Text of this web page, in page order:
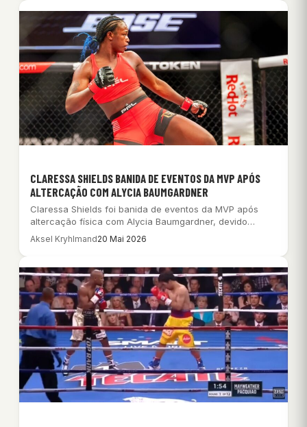
CLARESSA SHIELDS BANIDA DE EVENTOS DA MVP APÓS
ALTERCAÇÃO COM ALYCIA BAUMGARDNER
Claressa Shields foi banida de eventos da MVP após
altercação física com Alycia Baumgardner, devido…
Aksel Kryhlmand20 Mai 2026